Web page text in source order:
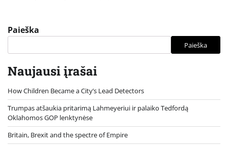
Paieška
Paieška
Naujausi įrašai
How Children Became a City’s Lead Detectors
Trumpas atšaukia pritarimą Lahmeyeriui ir palaiko Tedfordą
Oklahomos GOP lenktynėse
Britain, Brexit and the spectre of Empire